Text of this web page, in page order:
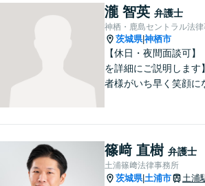
瀧 智英 弁護士
神栖・鹿島セントラル法
茨城県|神栖市
【休日・夜間面談可】
を詳細にご説明します
者様がいち早く笑顔に
す。鹿行地区に限らず
県香取市や銚子市など
まいの皆さまからのご
積極的にお受けしてい
篠﨑 直樹 弁護士
土浦篠﨑法律事務所
茨城県| 土浦市 土浦